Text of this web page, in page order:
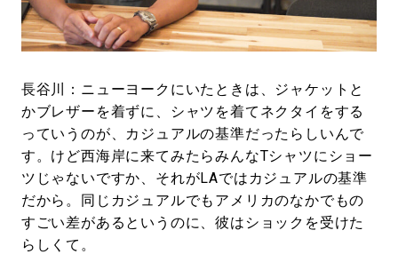
長谷川：ニューヨークにいたときは、ジャケットと
かブレザーを着ずに、シャツを着てネクタイをする
っていうのが、カジュアルの基準だったらしいんで
す。けど西海岸に来てみたらみんなTシャツにショー
ツじゃないですか、それがLAではカジュアルの基準
だから。同じカジュアルでもアメリカのなかでもの
すごい差があるというのに、彼はショックを受けた
らしくて。